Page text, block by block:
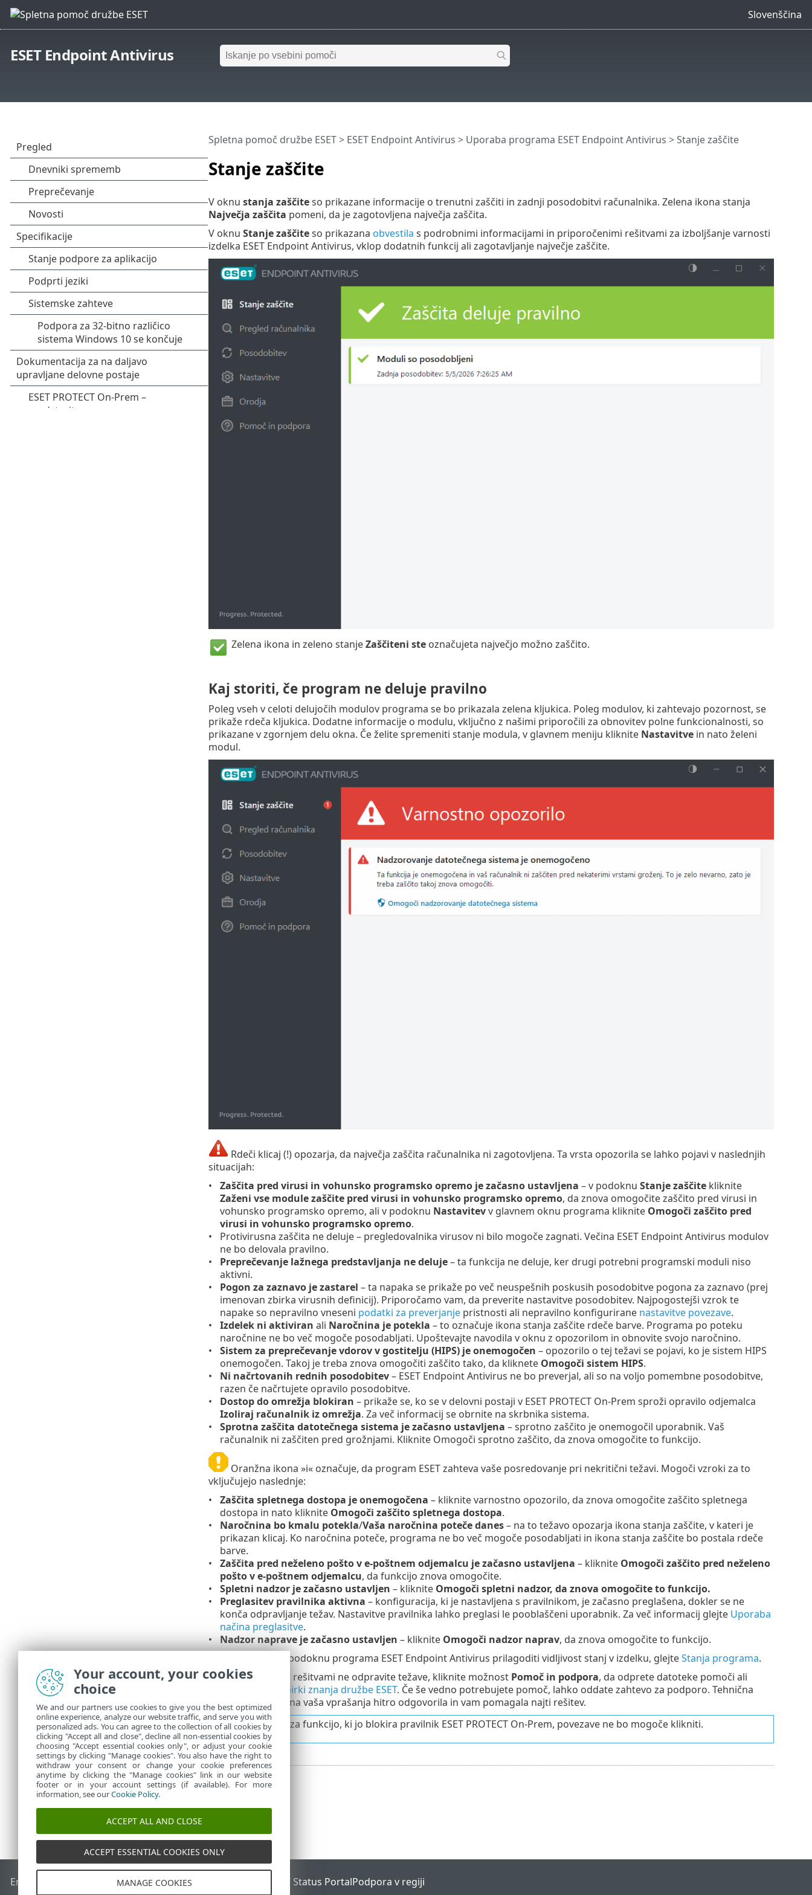
Slovenščina
ESET Endpoint Antivirus
Stanje zaščite
Spletna pomoč družbe ESET> ESET Endpoint Antivirus > Uporaba programa ESET Endpoint Antivirus > Stanje zaščite
V oknu stanja zaščiteso prikazane informacije o trenutni zaščiti in zadnji posodobitvi računalnika. Zelena ikona stanja
Največja zaščita pomeni, da je zagotovljena največja zaščita.
V oknu Stanje zaščiteso prikazana obvestila s podrobnimi informacijami in priporočenimi rešitvami za izboljšanje varnosti
izdelka ESET Endpoint Antivirus, vklop dodatnih funkcij ali zagotavljanje največje zaščite.
Zelena ikona in zeleno stanjeZaščiteni steoznačujeta največjo možno zaščito.
Kaj storiti, če program ne deluje pravilno
Poleg vseh v celoti delujočih modulov programa se bo prikazala zelena kljukica. Poleg modulov, ki zahtevajo pozornost, se
prikaže rdeča kljukica. Dodatne informacije o modulu, vključno z našimi priporočili za obnovitev polne funkcionalnosti, so
prikazane v zgornjem delu okna. Če želite spremeniti stanje modula, v glavnem meniju kliknite Nastavitvein nato želeni
modul.
Rdeči klicaj (!) opozarja, da največja zaščita računalnika ni zagotovljena. Ta vrsta opozorila se lahko pojavi v naslednjih
situacijah:
Zaščita pred virusi in vohunsko programsko opremo je začasno ustavljena – v podoknu Stanje zaščitekliknite
Zaženi vse module zaščite pred virusi in vohunsko programsko opremo, da znova omogočite zaščito pred virusi in
vohunsko programsko opremo, ali v podoknu Nastavitevv glavnem oknu programa kliknite Omogoči zaščito pred
virusi in vohunsko programsko opremo.
Protivirusna zaščita ne deluje – pregledovalnika virusov ni bilo mogoče zagnati. Večina ESET Endpoint Antivirus modulov
ne bo delovala pravilno.
Preprečevanje lažnega predstavljanja ne deluje– ta funkcija ne deluje, ker drugi potrebni programski moduli niso
aktivni.
Pogon za zaznavo je zastarel – ta napaka se prikaže po več neuspešnih poskusih posodobitve pogona za zaznavo (prej
imenovan zbirka virusnih definicij). Priporočamo vam, da preverite nastavitve posodobitev. Najpogostejši vzrok te
napake so nepravilno vneseni podatki za preverjanjepristnosti ali nepravilno konfigurirane nastavitve povezave.
Izdelek ni aktiviran ali Naročnina je potekla – to označuje ikona stanja zaščite rdeče barve. Programa po poteku
naročnine ne bo več mogoče posodabljati. Upoštevajte navodila v oknu z opozorilom in obnovite svojo naročnino.
Sistem za preprečevanje vdorov v gostitelju (HIPS) je onemogočen – opozorilo o tej težavi se pojavi, ko je sistem HIPS
onemogočen. Takoj je treba znova omogočiti zaščito tako, da kliknete Omogoči sistem HIPS.
Ni načrtovanih rednih posodobitev– ESET Endpoint Antivirus ne bo preverjal, ali so na voljo pomembne posodobitve,
razen če načrtujete opravilo posodobitve.
Dostop do omrežja blokiran – prikaže se, ko se v delovni postaji v ESET PROTECT On-Prem sproži opravilo odjemalca
Izoliraj računalnik iz omrežja. Za več informacij se obrnite na skrbnika sistema.
Sprotna zaščita datotečnega sistema je začasno ustavljena – sprotno zaščito je onemogočil uporabnik. Vaš
računalnik ni zaščiten pred grožnjami. Kliknite Omogoči sprotno zaščito, da znova omogočite to funkcijo.
Oranžna ikona »i« označuje, da program ESET zahteva vaše posredovanje pri nekritični težavi. Mogoči vzroki za to
vključujejo naslednje:
Zaščita spletnega dostopa je onemogočena – kliknite varnostno opozorilo, da znova omogočite zaščito spletnega
dostopa in nato kliknite Omogoči zaščito spletnega dostopa.
Naročnina bo kmalu potekla/Vaša naročnina poteče danes– na to težavo opozarja ikona stanja zaščite, v kateri je
prikazan klicaj. Ko naročnina poteče, programa ne bo več mogoče posodabljati in ikona stanja zaščite bo postala rdeče
barve.
Zaščita pred neželeno pošto v e-poštnem odjemalcu je začasno ustavljena – kliknite Omogoči zaščito pred neželeno
pošto v e-poštnem odjemalcu, da funkcijo znova omogočite.
Spletni nadzor je začasno ustavljen – kliknite Omogoči spletni nadzor, da znova omogočite to funkcijo.
Preglasitev pravilnika aktivna – konfiguracija, ki je nastavljena s pravilnikom, je začasno preglašena, dokler se ne
konča odpravljanje težav. Nastavitve pravilnika lahko preglasi le pooblaščeni uporabnik. Za več informacij glejte Uporaba
načina preglasitve.
Nadzor naprave je začasno ustavljen – kliknite Omogoči nadzor naprav, da znova omogočite to funkcijo.
Če želite v prvem podoknu programa ESET Endpoint Antivirus prilagoditi vidljivost stanj v izdelku, glejteStanja programa.
Če s predlaganimi rešitvami ne odpravite težave, kliknite možnost Pomoč in podpora, da odprete datoteke pomoči ali
zbirki znanja družbe ESET. Če še vedno potrebujete pomoč, lahko oddate zahtevo za podporo. Tehnična
podpora ESET bo na vaša vprašanja hitro odgovorila in vam pomagala najti rešitev.
Če je stanje za funkcijo, ki jo blokira pravilnik ESET PROTECT On-Prem, povezave ne bo mogoče klikniti.
End of Life Zbirka znanja družbe ESETForum družbe ESET ESET Status PortalPodpora v regiji
Your account, your cookies
choice
We and our partners use cookies to give you the best optimized
online experience, analyze our website traffic, and serve you with
personalized ads. You can agree to the collection of all cookies by
clicking "Accept all and close", decline all non-essential cookies by
choosing "Accept essential cookies only", or adjust your cookie
settings by clicking "Manage cookies". You also have the right to
withdraw your consent or change your cookie preferences
anytime by clicking the "Manage cookies" link in our website
footer or in your account settings (if available). For more
information, see ourCookie Policy.
ACCEPT ALL AND CLOSE
ACCEPT ESSENTIAL COOKIES ONLY
MANAGE COOKIES